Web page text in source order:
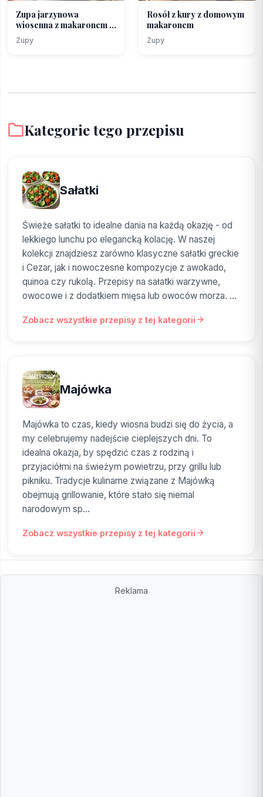
Zupa jarzynowa
wiosenna z makaronem i
szpa...
Zupy
Rosół z kury z domowym
makaronem
Zupy
Kategorie tego przepisu
Sałatki
Świeże sałatki to idealne dania na każdą okazję - od
lekkiego lunchu po elegancką kolację. W naszej
kolekcji znajdziesz zarówno klasyczne sałatki greckie
i Cezar, jak i nowoczesne kompozycje z awokado,
quinoa czy rukolą. Przepisy na sałatki warzywne,
owocowe i z dodatkiem mięsa lub owoców morza. ...
Zobacz wszystkie przepisy z tej kategorii
Majówka
Majówka to czas, kiedy wiosna budzi się do życia, a
my celebrujemy nadejście cieplejszych dni. To
idealna okazja, by spędzić czas z rodziną i
przyjaciółmi na świeżym powietrzu, przy grillu lub
pikniku. Tradycje kulinarne związane z Majówką
obejmują grillowanie, które stało się niemal
narodowym sp...
Zobacz wszystkie przepisy z tej kategorii
Reklama